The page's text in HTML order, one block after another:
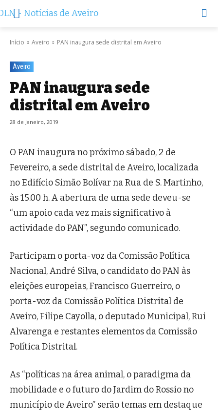
Início Aveiro PAN inaugura sede distrital em Aveiro
Aveiro
PAN inaugura sede
distrital em Aveiro
28 de Janeiro, 2019
O PAN inaugura no próximo sábado, 2 de
Fevereiro, a sede distrital de Aveiro, localizada
no Edifício Simão Bolívar na Rua de S. Martinho,
às 15.00 h. A abertura de uma sede deveu-se
“um apoio cada vez mais significativo à
actividade do PAN”, segundo comunicado.
Participam o porta-voz da Comissão Política
Nacional, André Silva, o candidato do PAN às
eleições europeias, Francisco Guerreiro, o
porta-voz da Comissão Política Distrital de
Aveiro, Filipe Cayolla, o deputado Municipal, Rui
Alvarenga e restantes elementos da Comissão
Política Distrital.
As “políticas na área animal, o paradigma da
mobilidade e o futuro do Jardim do Rossio no
município de Aveiro” serão temas em destaque